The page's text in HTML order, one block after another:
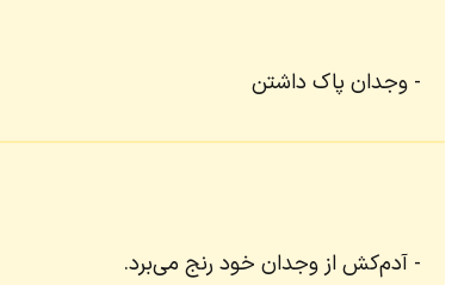
وجدان پاک داشتن
آدم‌کش از وجدان خود رنج می‌برد.